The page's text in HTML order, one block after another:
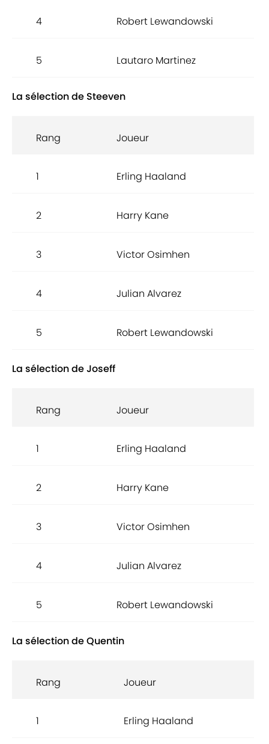
4 Robert Lewandowski
5 Lautaro Martinez
La sélection de Steeven
Rang Joueur
1 Erling Haaland
2 Harry Kane
3 Victor Osimhen
4 Julian Alvarez
5 Robert Lewandowski
La sélection de Joseff
Rang Joueur
1 Erling Haaland
2 Harry Kane
3 Victor Osimhen
4 Julian Alvarez
5 Robert Lewandowski
La sélection de Quentin
Rang Joueur
1 Erling Haaland